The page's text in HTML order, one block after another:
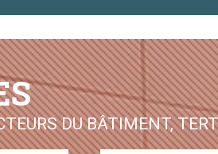
DU BÂTIMENT,